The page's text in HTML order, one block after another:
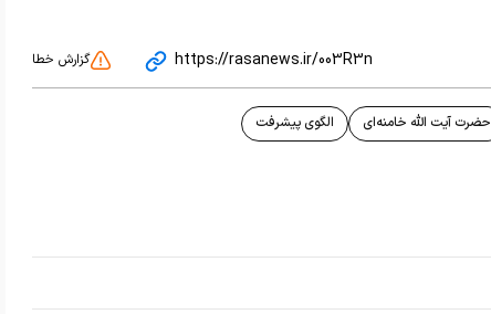
https://rasanews.ir/003R3n گزارش خطا
حضرت آیت الله خامنه‌ای الگوی پیشرفت